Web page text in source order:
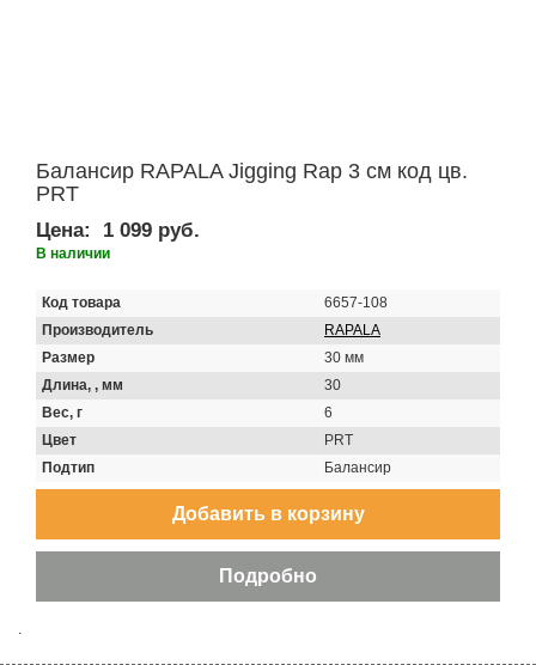
Балансир RAPALA Jigging Rap 3 см код цв.
PRT
Цена: 1 099 руб.
В наличии
Код товара
6657-108
Производитель
RAPALA
Размер
30 мм
Длина, , мм
30
Вес, г
6
Цвет
PRT
Подтип
Балансир